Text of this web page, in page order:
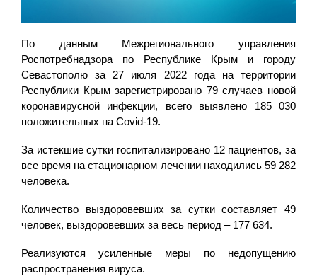
По данным Межрегионального управления
Роспотребнадзора по Республике Крым и городу
Севастополю за 27 июля 2022 года на территории
Республики Крым зарегистрировано 79 случаев новой
коронавирусной инфекции, всего выявлено 185 030
положительных на Covid-19.
За истекшие сутки госпитализировано 12 пациентов, за
все время на стационарном лечении находились 59 282
человека.
Количество выздоровевших за сутки составляет 49
человек, выздоровевших за весь период – 177 634.
Реализуются усиленные меры по недопущению
распространения вируса.